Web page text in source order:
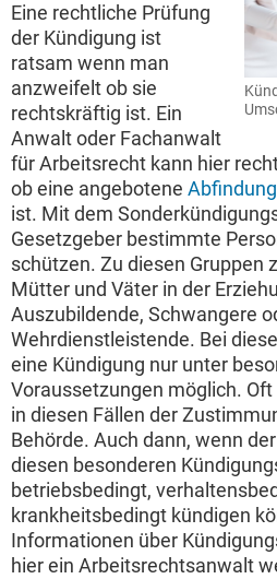
Eine rechtliche Prüfung
der Kündigung ist
ratsam wenn man
anzweifelt ob sie
rechtskräftig ist. Ein
Anwalt oder Fachanwalt
für Arbeitsrecht kann hier
ob eine angebotene Abfindung
ist. Mit dem
Gesetzgeber bestimmte
schützen. Zu diesen Gruppen
Mütter und Väter in der
Auszubildende, Schwangere
Wehrdienstleistende. Bei
eine Kündigung nur unter
Voraussetzungen möglich.
in diesen Fällen der
Behörde. Auch dann, wenn
diesen besonderen
betriebsbedingt,
krankheitsbedingt kündigen
Informationen über
hier ein Arbeitsrechtsanwalt